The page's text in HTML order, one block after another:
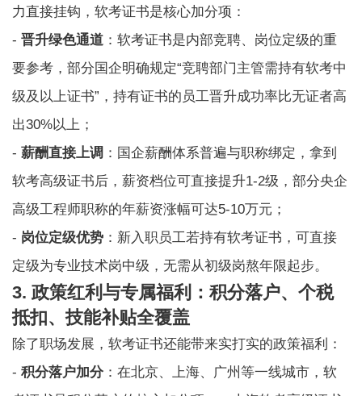
力直接挂钩，软考证书是核心加分项：
-晋升绿色通道 ：软考证书是内部竞聘、岗位定级的重
要参考，部分国企明确规定“竞聘部门主管需持有软考中
级及以上证书”，持有证书的员工晋升成功率比无证者高
出30%以上；
-薪酬直接上调 ：国企薪酬体系普遍与职称绑定，拿到
软考高级证书后，薪资档位可直接提升1-2级，部分央企
高级工程师职称的年薪资涨幅可达5-10万元；
- 岗位定级优势 ：新入职员工若持有软考证书，可直接
定级为专业技术岗中级，无需从初级岗熬年限起步。
3. 政策红利与专属福利：积分落户、个税
抵扣、技能补贴全覆盖
除了职场发展，软考证书还能带来实打实的政策福利：
-积分落户加分 ：在北京、上海、广州等一线城市，软